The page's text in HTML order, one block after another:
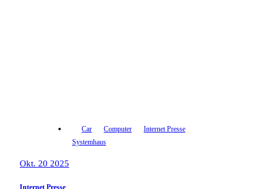
Car Computer
Internet Presse
Systemhaus
Okt. 20 2025